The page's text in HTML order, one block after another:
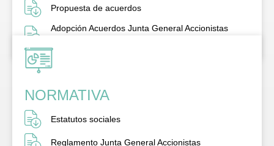
Propuesta de acuerdos
Adopción Acuerdos Junta General Accionistas
NORMATIVA
Estatutos sociales
Reglamento Junta General Accionistas